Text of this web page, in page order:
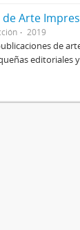
Arte
2019
de
editoriales